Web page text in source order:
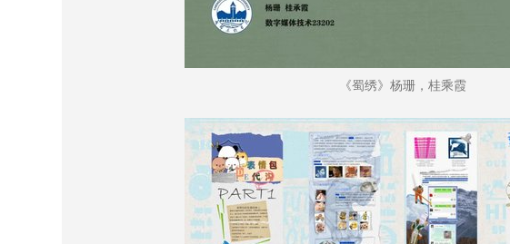
《蜀绣》杨珊，桂乘霞